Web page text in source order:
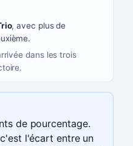
turquoise
, avec plus de
dans les trois
de pourcentage.
l'écart entre un